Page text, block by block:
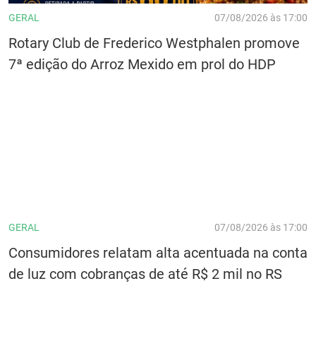
GERAL 07/08/2026 às 17:00
Rotary Club de Frederico Westphalen promove
7ª edição do Arroz Mexido em prol do HDP
GERAL 07/08/2026 às 17:00
Consumidores relatam alta acentuada na conta
de luz com cobranças de até R$ 2 mil no RS